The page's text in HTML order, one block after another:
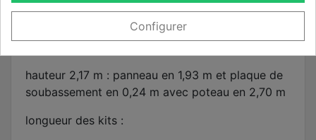
hauteur 1,97 m : panneau en 1,73 m et plaque de
soubassement en 0,24 m avec poteau à
hauteur 2,17 m : panneau en 1,93 m et plaque de
soubassement en 0,24 m avec poteau en 2,70 m
longueur des kits :
Configurer